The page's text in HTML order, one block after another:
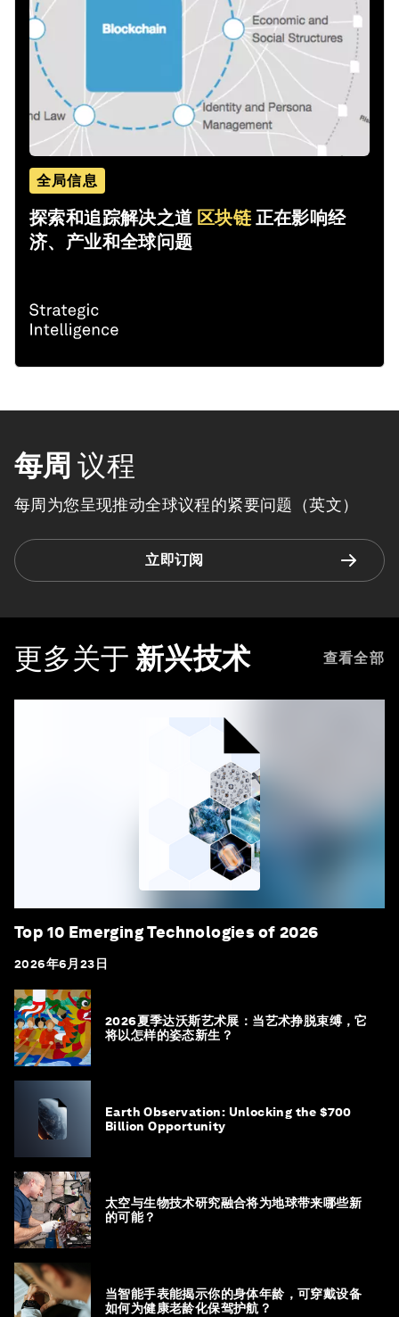
全局信息
探索和追踪解决之道 区块链 正在影响经
济、产业和全球问题
每周 议程
每周为您呈现推动全球议程的紧要问题（英文）
立即订阅
更多关于 新兴技术 查看全部
Top 10 Emerging Technologies of 2026
2026年6月23日
2026夏季达沃斯艺术展：当艺术挣脱束缚，它
将以怎样的姿态新生？
Earth Observation: Unlocking the $700
Billion Opportunity
太空与生物技术研究融合将为地球带来哪些新
的可能？
当智能手表能揭示你的身体年龄，可穿戴设备
如何为健康老龄化保驾护航？